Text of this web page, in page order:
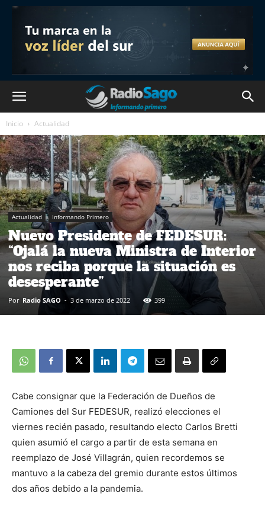
Inicio Actualidad
Actualidad Informando Primero
Nuevo Presidente de FEDESUR:
“Ojalá la nueva Ministra de Interior
nos reciba porque la situación es
desesperante”
Por Radio SAGO - 3 de marzo de 2022 399
Cabe consignar que la Federación de Dueños de
Camiones del Sur FEDESUR, realizó elecciones el
viernes recién pasado, resultando electo Carlos Bretti
quien asumió el cargo a partir de esta semana en
reemplazo de José Villagrán, quien recordemos se
mantuvo a la cabeza del gremio durante estos últimos
dos años debido a la pandemia.